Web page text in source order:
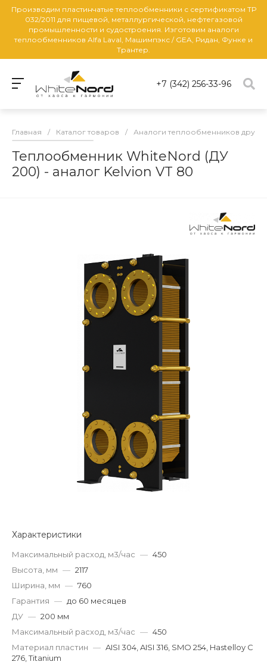
Производим пластинчатые теплообменники с сертификатом ТР
032/2011 для пищевой, металлургической, нефтегазовой
промышленности и судостроения. Изготовим аналоги
теплообменников Alfa Laval, Машимпэкс / GEA, Ридан, Функе и
Трантер.
+7 (342) 256-33-96
Главная / Каталог товаров / Аналоги теплообменников
Теплообменник WhiteNord (ДУ
200) - аналог Kelvion VT 80
Характеристики
Максимальный расход, м3/час — 450
Высота, мм — 2117
Ширина, мм — 760
Гарантия — до 60 месяцев
ДУ — 200 мм
Максимальный расход, м3/час — 450
Материал пластин — AISI 304, AISI 316, SMO 254, Hastelloy C
276, Titanium